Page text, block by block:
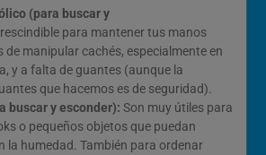
(para buscar y
para mantener tus manos
de manipular cachés, especialmente en
y a falta de guantes (aunque la
que hacemos es de seguridad).
buscar y esconder): Son muy útiles para
o pequeños objetos que puedan
la humedad. También para ordenar